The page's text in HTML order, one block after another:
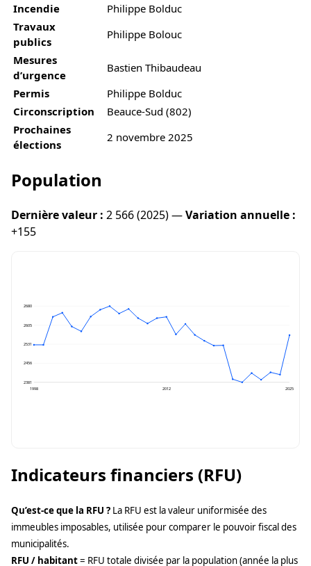
Incendie
Philippe Bolduc
Travaux
publics
Philippe Bolouc
Mesures
d’urgence
Bastien Thibaudeau
Permis
Philippe Bolduc
Circonscription
Beauce-Sud (802)
Prochaines
élections
2 novembre 2025
Population
Dernière valeur : 2 566 (2025) —Variation annuelle :
+155
2680
2605
2531
2456
2381
1998
2012 2025
Indicateurs financiers (RFU)
Qu’est-ce que la RFU ? La RFU est la valeur uniformisée des
immeubles imposables, utilisée pour comparer le pouvoir fiscal des
municipalités.
RFU / habitant= RFU totale divisée par la population (année la plus